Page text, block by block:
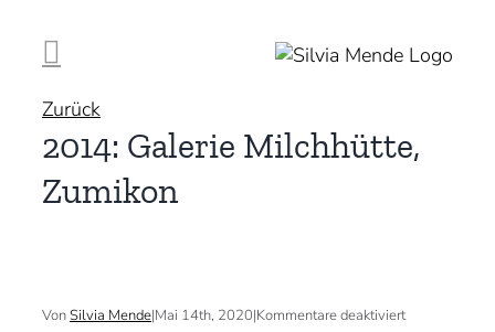
Inhalt
springen
Zurück
2014: Galerie Milchhütte,
Zumikon
VonSilvia Mende|Mai 14th, 2020|Kommentare deaktiviertfür